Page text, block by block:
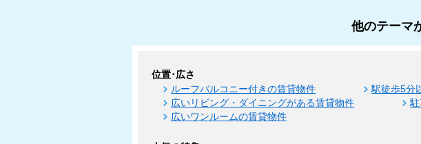
他のテーマ
位置･広さ
ルーフバルコニー付きの賃貸物件 駅徒歩5分
広いリビング・ダイニングがある賃貸物件
広いワンルームの賃貸物件